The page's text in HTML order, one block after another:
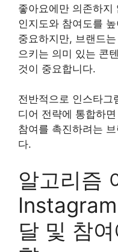
좋아요에만 의존하지
인지도와 참여도를
중요하지만, 브랜드
으키는 의미 있는 콘
것이 중요합니다.
전반적으로 인스타그
디어 전략에 통합하
참여를 촉진하려는
다.
알고리즘
달 및 참